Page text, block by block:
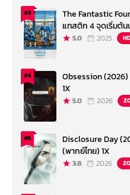
#3
The Fantastic
แทสติก 4 จุดเริ่มต้น
5.0 2025
#4
Obsession
1X
5.0 2026
#5
Disclosure Day
(พากย์ไทย) 1X
3.8 2026